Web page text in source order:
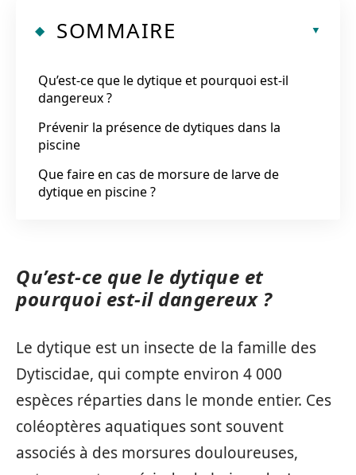
SOMMAIRE
Qu’est-ce que le dytique et pourquoi est-il
dangereux ?
Prévenir la présence de dytiques dans la
piscine
Que faire en cas de morsure de larve de
dytique en piscine ?
Qu’est-ce que le dytique et
pourquoi est-il dangereux ?
Le dytique est un insecte de la famille des
Dytiscidae, qui compte environ 4 000
espèces réparties dans le monde entier. Ces
coléoptères aquatiques sont souvent
associés à des morsures douloureuses,